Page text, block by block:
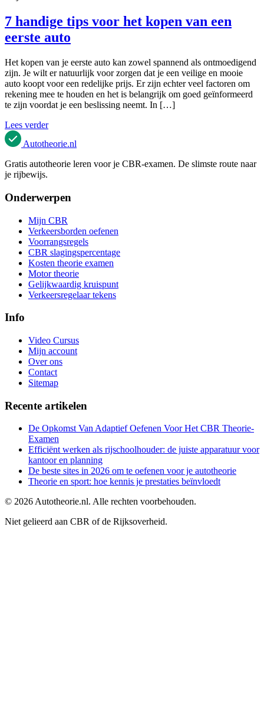
7 handige tips voor het kopen van een
eerste auto
Het kopen van je eerste auto kan zowel spannend als ontmoedigend
zijn. Je wilt er natuurlijk voor zorgen dat je een veilige en mooie
auto koopt voor een redelijke prijs. Er zijn echter veel factoren om
rekening mee te houden en het is belangrijk om goed geïnformeerd
te zijn voordat je een beslissing neemt. In […]
Lees verder
Autotheorie.nl
Gratis autotheorie leren voor je CBR-examen. De slimste route naar
je rijbewijs.
Onderwerpen
Mijn CBR
Verkeersborden oefenen
Voorrangsregels
CBR slagingspercentage
Kosten theorie examen
Motor theorie
Gelijkwaardig kruispunt
Verkeersregelaar tekens
Info
Video Cursus
Mijn account
Over ons
Contact
Sitemap
Recente artikelen
De Opkomst Van Adaptief Oefenen Voor Het CBR Theorie-
Examen
Efficiënt werken als rijschoolhouder: de juiste apparatuur voor
kantoor en planning
De beste sites in 2026 om te oefenen voor je autotheorie
Theorie en sport: hoe kennis je prestaties beïnvloedt
© 2026Autotheorie.nl. Alle rechten voorbehouden.
Niet gelieerd aan CBR of de Rijksoverheid.